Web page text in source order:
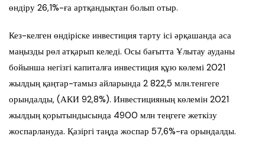
өндіру 26,1%-ға артқандықтан болып отыр.
Кез-келген өндіріске инвестиция тарту ісі әрқашанда аса
маңызды рөл атқарып келеді. Осы бағытта Ұлытау ауданы
бойынша негізгі капиталға инвестиция құю көлемі 2021
жылдың қаңтар-тамыз айларында 2 822,5 млн.тенгеге
орындалды, (АКИ 92,8%). Инвестицияның көлемін 2021
жылдың қорытындысында 4900 млн теңгеге жеткізу
жоспарлануда. Қазіргі таңда жоспар 57,6%-ға орындалды.